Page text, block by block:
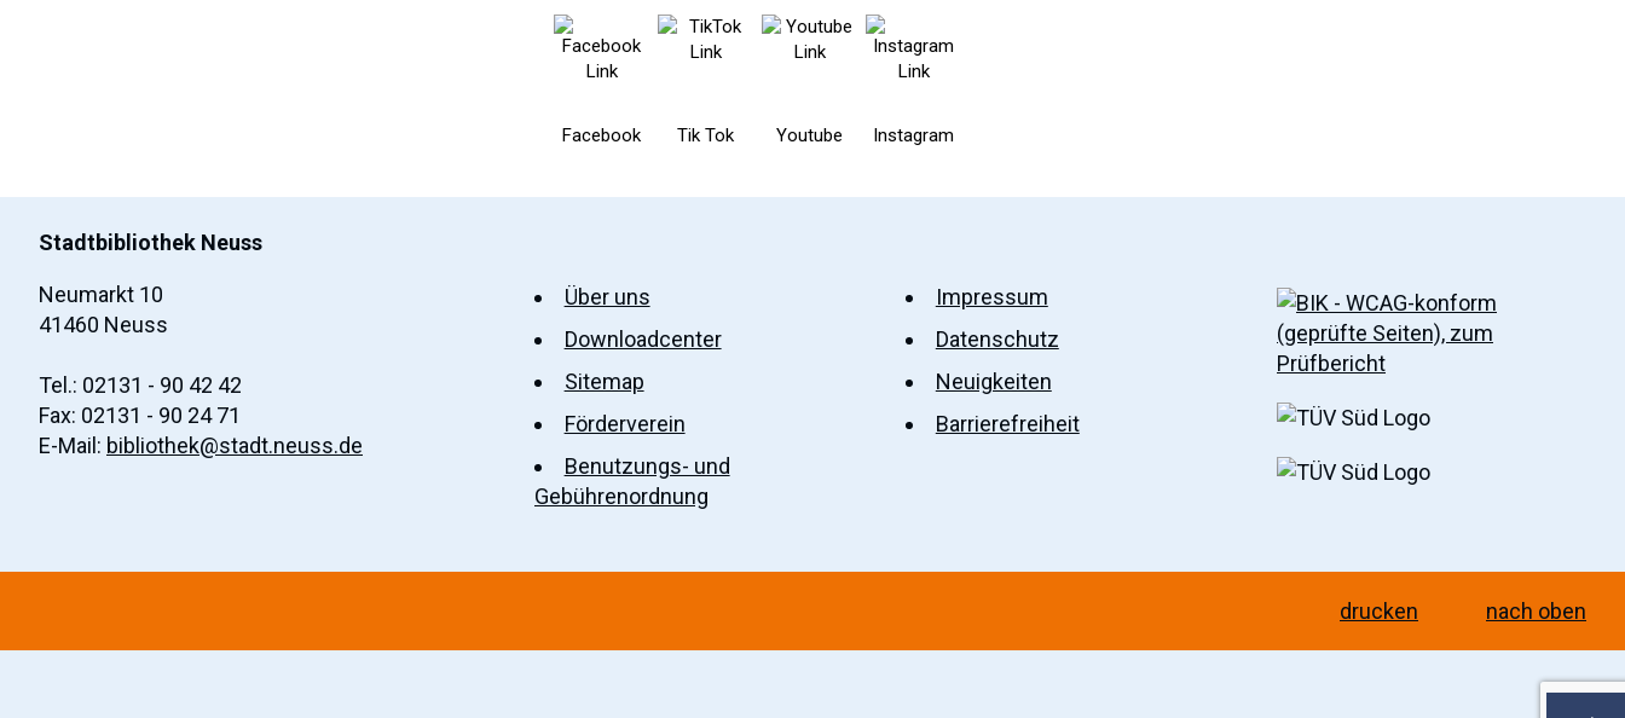
Facebook Tik Tok Youtube Instagram
Stadtbibliothek Neuss
Neumarkt 10
41460 Neuss
Tel.: 02131 - 90 42 42
Fax: 02131 - 90 24 71
E-Mail: bibliothek@stadt.neuss.de
Über uns
Downloadcenter
Sitemap
Förderverein
Benutzungs- und
Gebührenordnung
Impressum
Datenschutz
Neuigkeiten
Barrierefreiheit
drucken nach oben